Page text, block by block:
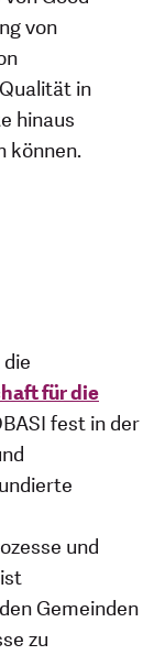
von
in
hinaus
können.
für die
fest in der
und
Gemeinden
zu